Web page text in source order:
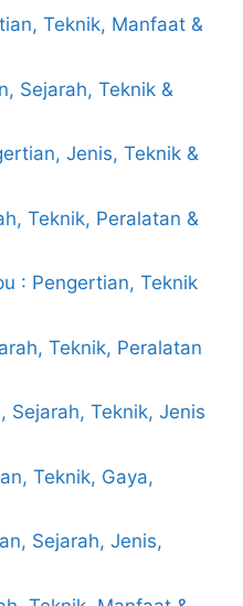
Teknik, Manfaat &
Sejarah, Teknik &
Jenis, Teknik &
Teknik, Peralatan &
: Pengertian, Teknik
Teknik, Peralatan
Sejarah, Teknik, Jenis
Teknik, Gaya,
Sejarah, Jenis,